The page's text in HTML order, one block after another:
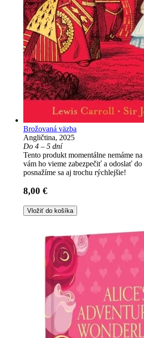
Brožovaná väzba
Angličtina, 2025
Do 4 – 5 dní
Tento produkt momentálne nemáme
vám ho vieme zabezpečiť a odoslať
posnažíme sa aj trochu rýchlejšie!
8,00 €
Vložiť do košíka